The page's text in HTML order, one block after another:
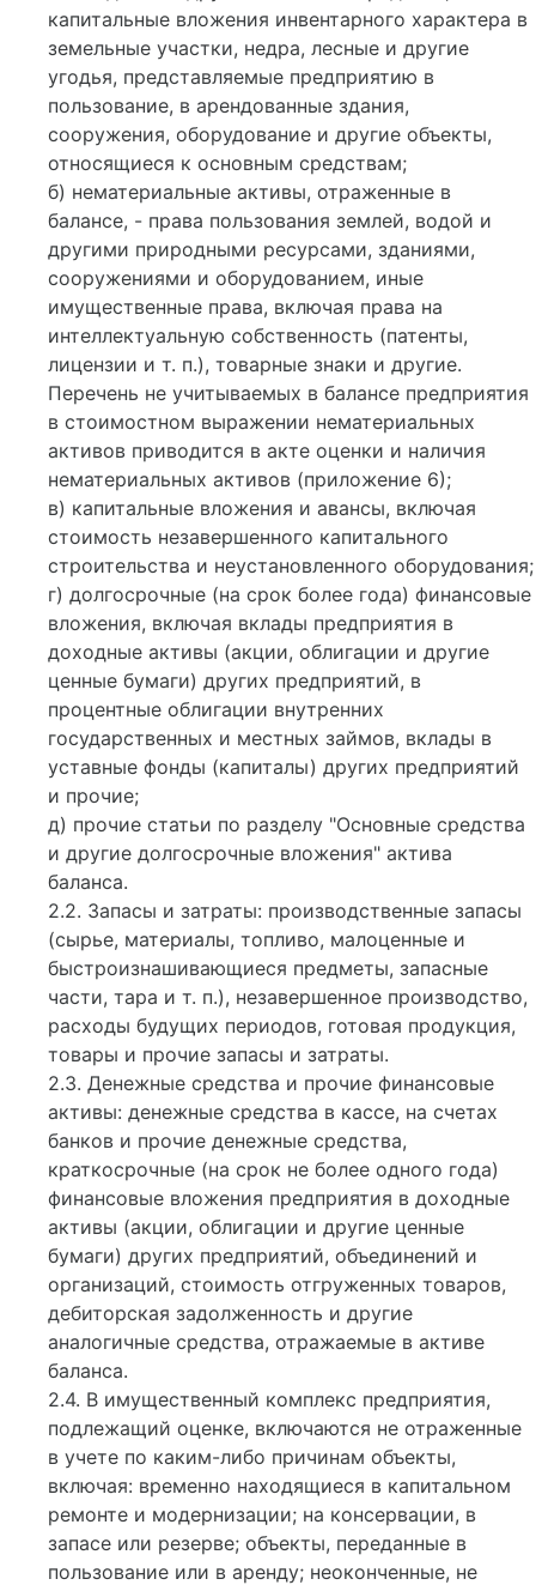
капитальные вложения инвентарного характера в
земельные участки, недра, лесные и другие
угодья, представляемые предприятию в
пользование, в арендованные здания,
сооружения, оборудование и другие объекты,
относящиеся к основным средствам;
б) нематериальные активы, отраженные в
балансе, - права пользования землей, водой и
другими природными ресурсами, зданиями,
сооружениями и оборудованием, иные
имущественные права, включая права на
интеллектуальную собственность (патенты,
лицензии и т. п.), товарные знаки и другие.
Перечень не учитываемых в балансе предприятия
в стоимостном выражении нематериальных
активов приводится в акте оценки и наличия
нематериальных активов (приложение 6);
в) капитальные вложения и авансы, включая
стоимость незавершенного капитального
строительства и неустановленного оборудования;
г) долгосрочные (на срок более года) финансовые
вложения, включая вклады предприятия в
доходные активы (акции, облигации и другие
ценные бумаги) других предприятий, в
процентные облигации внутренних
государственных и местных займов, вклады в
уставные фонды (капиталы) других предприятий
и прочие;
д) прочие статьи по разделу "Основные средства
и другие долгосрочные вложения" актива
баланса.
2.2. Запасы и затраты: производственные запасы
(сырье, материалы, топливо, малоценные и
быстроизнашивающиеся предметы, запасные
части, тара и т. п.), незавершенное производство,
расходы будущих периодов, готовая продукция,
товары и прочие запасы и затраты.
2.3. Денежные средства и прочие финансовые
активы: денежные средства в кассе, на счетах
банков и прочие денежные средства,
краткосрочные (на срок не более одного года)
финансовые вложения предприятия в доходные
активы (акции, облигации и другие ценные
бумаги) других предприятий, объединений и
организаций, стоимость отгруженных товаров,
дебиторская задолженность и другие
аналогичные средства, отражаемые в активе
баланса.
2.4. В имущественный комплекс предприятия,
подлежащий оценке, включаются не отраженные
в учете по каким-либо причинам объекты,
включая: временно находящиеся в капитальном
ремонте и модернизации; на консервации, в
запасе или резерве; объекты, переданные в
пользование или в аренду; неоконченные, не